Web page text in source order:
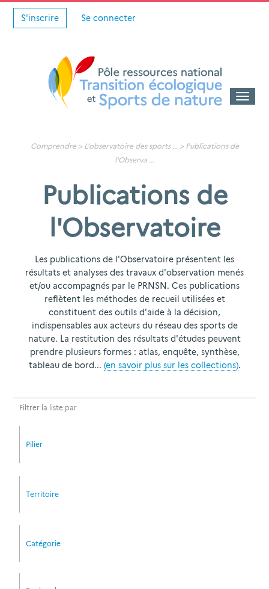
S'inscrire Se connecter
Toggle
Comprendre > L'observatoire des sports... > Publications de
l'Observa
Publications de
l'Observatoire
Les publications de l'Observatoire présentent les
résultats et analyses des travaux d'observation menés
et/ou accompagnés par le PRNSN. Ces publications
reflètent les méthodes de recueil utilisées et
constituent des outils d'aide à la décision,
indispensables aux acteurs du réseau des sports de
nature. La restitution des résultats d'études peuvent
prendre plusieurs formes : atlas, enquête, synthèse,
tableau de bord... (en savoir plus sur les collections).
Filtrer la liste par
Pilier
Territoire
Catégorie